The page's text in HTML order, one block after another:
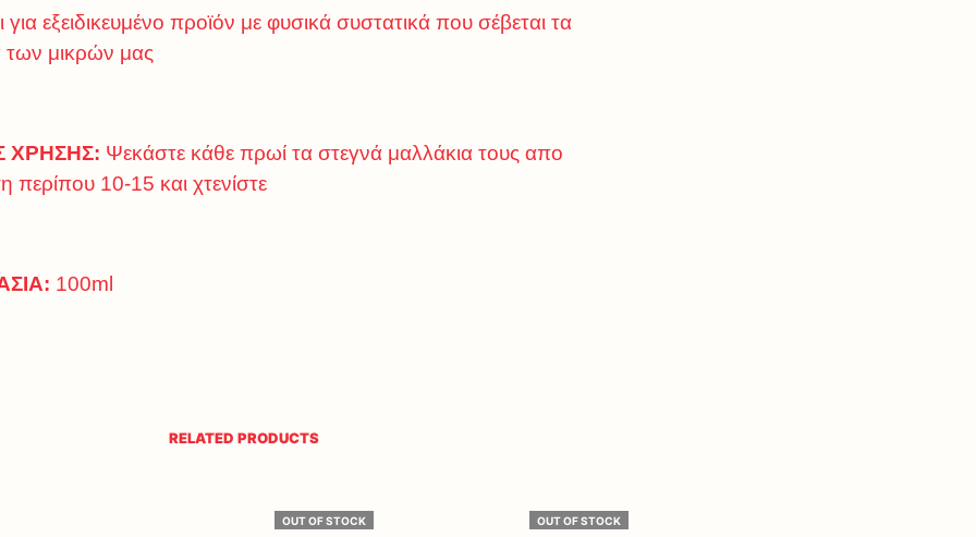
για εξειδικευμένο προϊόν με φυσικά συστατικά που σέβεται τα
των μικρών μας
ΧΡΗΣΗΣ: Ψεκάστε κάθε πρωί τα στεγνά μαλλάκια τους απο
περίπου 10-15 και χτενίστε
100ml
RELATED PRODUCTS
OUT OF STOCK OUT OF STOCK